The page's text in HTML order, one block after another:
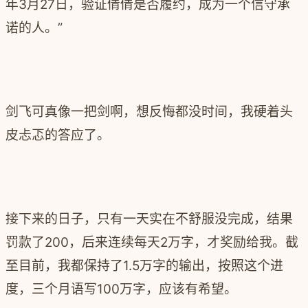
年3月27日，验证倩倩是否履约，成为一个信守承
诺的人。”
剑飞可真像一把剑啊，想反悔都没时间，我硬着头
皮忐忑的答应了。
接下来的日子，只有一天实在不舒服没完成，结果
罚款了200，后来连续每天2万字，才奖励给我。截
至目前，我都保持了1.5万字的输出，按照这个进
度，三个月语写100万字，应该有希望。